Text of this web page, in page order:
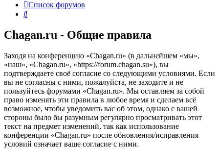
Список форумов
Поиск
Chagan.ru - Общие правила
Заходя на конференцию «Chagan.ru» (в дальнейшем «мы»,
«наш», «Chagan.ru», «https://forum.chagan.su»), вы
подтверждаете своё согласие со следующими условиями. Если
вы не согласны с ними, пожалуйста, не заходите и не
пользуйтесь форумами «Chagan.ru». Мы оставляем за собой
право изменять эти правила в любое время и сделаем всё
возможное, чтобы уведомить вас об этом, однако с вашей
стороны было бы разумным регулярно просматривать этот
текст на предмет изменений, так как использование
конференции «Chagan.ru» после обновления/исправления
условий означает ваше согласие с ними.